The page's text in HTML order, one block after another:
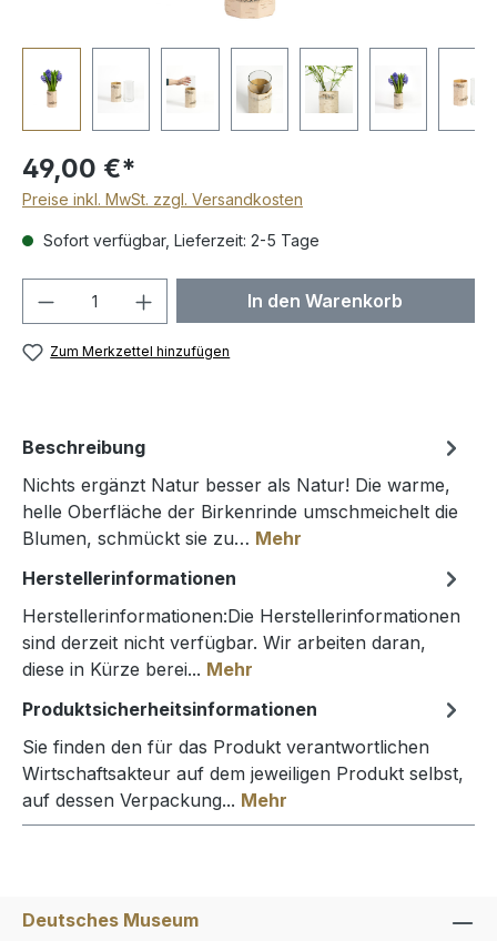
49,00 €*
Preise inkl. MwSt. zzgl. Versandkosten
Sofort verfügbar, Lieferzeit: 2-5 Tage
Produkt Anzahl: Gib denIn den Warenkorb
Zum Merkzettel hinzufügen
Beschreibung
Nichts ergänzt Natur besser als Natur! Die warme,
helle Oberfläche der Birkenrinde umschmeichelt die
Blumen, schmückt sie zu… Mehr
Herstellerinformationen
Herstellerinformationen:Die Herstellerinformationen
sind derzeit nicht verfügbar. Wir arbeiten daran,
diese in Kürze berei... Mehr
Produktsicherheitsinformationen
Sie finden den für das Produkt verantwortlichen
Wirtschaftsakteur auf dem jeweiligen Produkt selbst,
auf dessen Verpackung... Mehr
Deutsches Museum